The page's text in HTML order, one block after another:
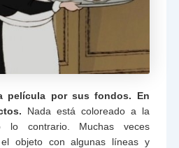
película por sus fondos. En
Nada está coloreado a la
lo contrario. Muchas veces
objeto con algunas líneas y